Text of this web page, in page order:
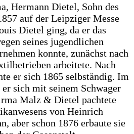
Hermann Dietel, Sohn des
auf der Leipziger Messe
Dietel ging, da er das
seines jugendlichen
konnte, zunächst nach
arbeitete. Nach
er sich 1865 selbständig. Im
sich mit seinem Schwager
Malz & Dietel pachtete
von Heinrich
aber schon 1876 erbaute sie